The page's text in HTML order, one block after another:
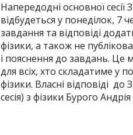
Напередодні основної сесії
відбудеться у понеділок, 7
завдання та відповіді
фізики, а також не
і пояснення до завдань. Це
для всіх, хто складатиме у
фізики. Власні відповіді
сесія) з фізики Бурого